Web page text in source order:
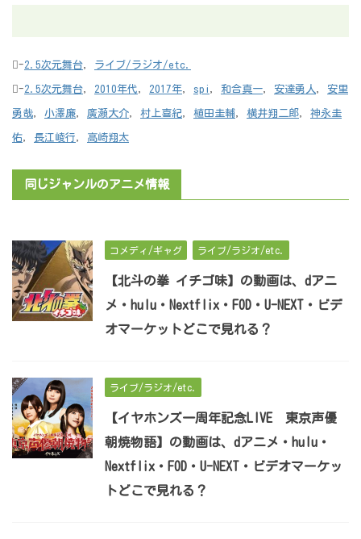
-2.5次元舞台, ライブ/ラジオ/etc.
-2.5次元舞台, 2010年代, 2017年, spi , 和合真一, 安達勇人, 安里
勇哉, 小澤廉, 廣瀬大介, 村上喜紀, 植田圭輔, 横井翔二郎, 神永圭
佑, 長江崚行, 高崎翔太
同じジャンルのアニメ情報
コメディ/ギャグ ライブ/ラジオ/etc.
【北斗の拳 イチゴ味】の動画は、dアニ
メ・hulu・Nextflix・FOD・U-NEXT・ビデ
オマーケットどこで見れる？
ライブ/ラジオ/etc.
【イヤホンズ一周年記念LIVE 東京声優
朝焼物語】の動画は、dアニメ・hulu・
Nextflix・FOD・U-NEXT・ビデオマーケッ
トどこで見れる？